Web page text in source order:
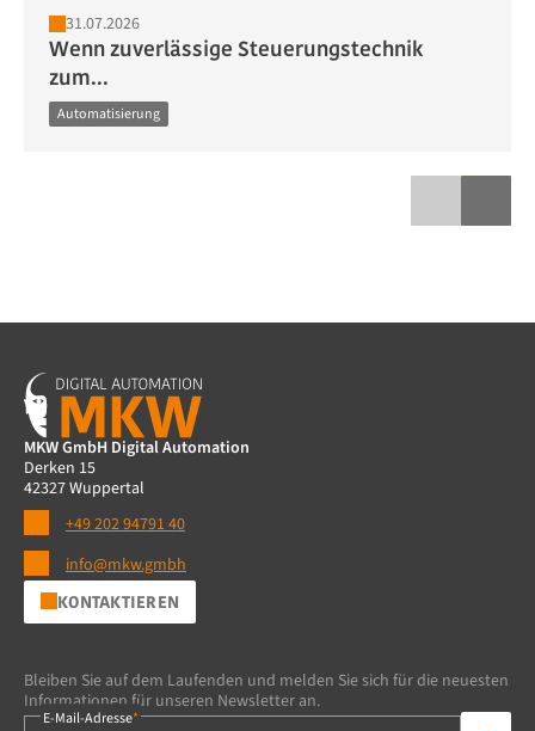
31.07.2026
Wenn zuverlässige Steuerungstechnik
zum...
Automatisierung
MKW GmbH Digital Automation
Derken 15
42327 Wuppertal
+49 202 94791 40
info@mkw.gmbh
KONTAKTIEREN
Bleiben Sie auf dem Laufenden und melden Sie sich für die neuesten
Informationen für unseren Newsletter an.
E-Mail-Adresse*